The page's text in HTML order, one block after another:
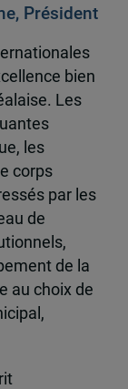
Président
bien
Les
les
corps
par les
de
de la
au choix de